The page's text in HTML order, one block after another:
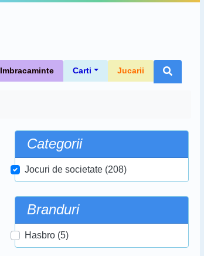
Imbracaminte Carti Jucarii
Categorii
Jocuri de societate (208)
Branduri
Hasbro (5)